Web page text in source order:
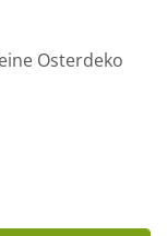
Osterdeko